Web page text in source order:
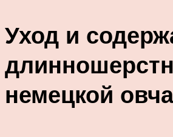
Уход и
немецкой